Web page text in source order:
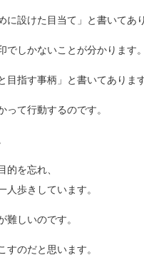
設けた目当て」と書いてあ
しかないことが分かります。
指す事柄」と書いてあります
て行動するのです。
的を忘れ、
歩きしています。
しいのです。
すのだと思います。